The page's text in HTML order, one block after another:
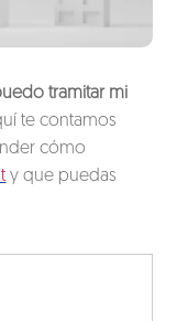
tramitar mi
te contamos
cómo
y que puedas